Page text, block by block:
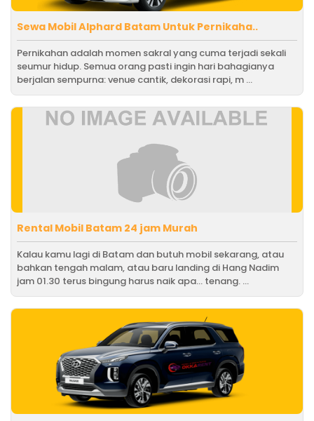
Sewa Mobil Alphard Batam Untuk Pernikaha..
Pernikahan adalah momen sakral yang cuma terjadi sekali
seumur hidup. Semua orang pasti ingin hari bahagianya
berjalan sempurna: venue cantik, dekorasi rapi, m ...
Rental Mobil Batam 24 jam Murah
Kalau kamu lagi di Batam dan butuh mobil sekarang, atau
bahkan tengah malam, atau baru landing di Hang Nadim
jam 01.30 terus bingung harus naik apa… tenang. ...